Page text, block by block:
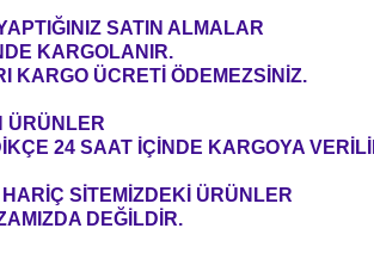
SATIN ALMALAR
KARGOLANIR.
KARGO ÜCRETİ ÖDEMEZSİNİZ.
ÜRÜNLER
24 SAAT İÇİNDE KARGOYA
SİTEMİZDEKİ ÜRÜNLER
DEĞİLDİR.